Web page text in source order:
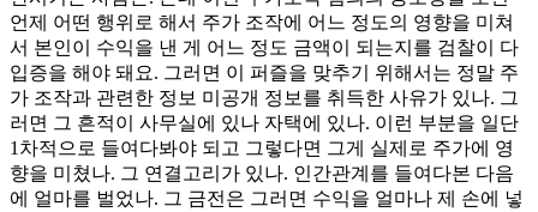
언제 어떤 행위로 해서 주가 조작에 어느 정도의 영향을 미쳐
서 본인이 수익을 낸 게 어느 정도 금액이 되는지를 검찰이 다
입증을 해야 돼요. 그러면 이 퍼즐을 맞추기 위해서는 정말 주
가 조작과 관련한 정보 미공개 정보를 취득한 사유가 있나. 그
러면 그 흔적이 사무실에 있나 자택에 있나. 이런 부분을 일단
1차적으로 들여다봐야 되고 그렇다면 그게 실제로 주가에 영
향을 미쳤나. 그 연결고리가 있나. 인간관계를 들여다본 다음
에 얼마를 벌었나. 그 금전은 그러면 수익을 얼마나 제 손에 넣